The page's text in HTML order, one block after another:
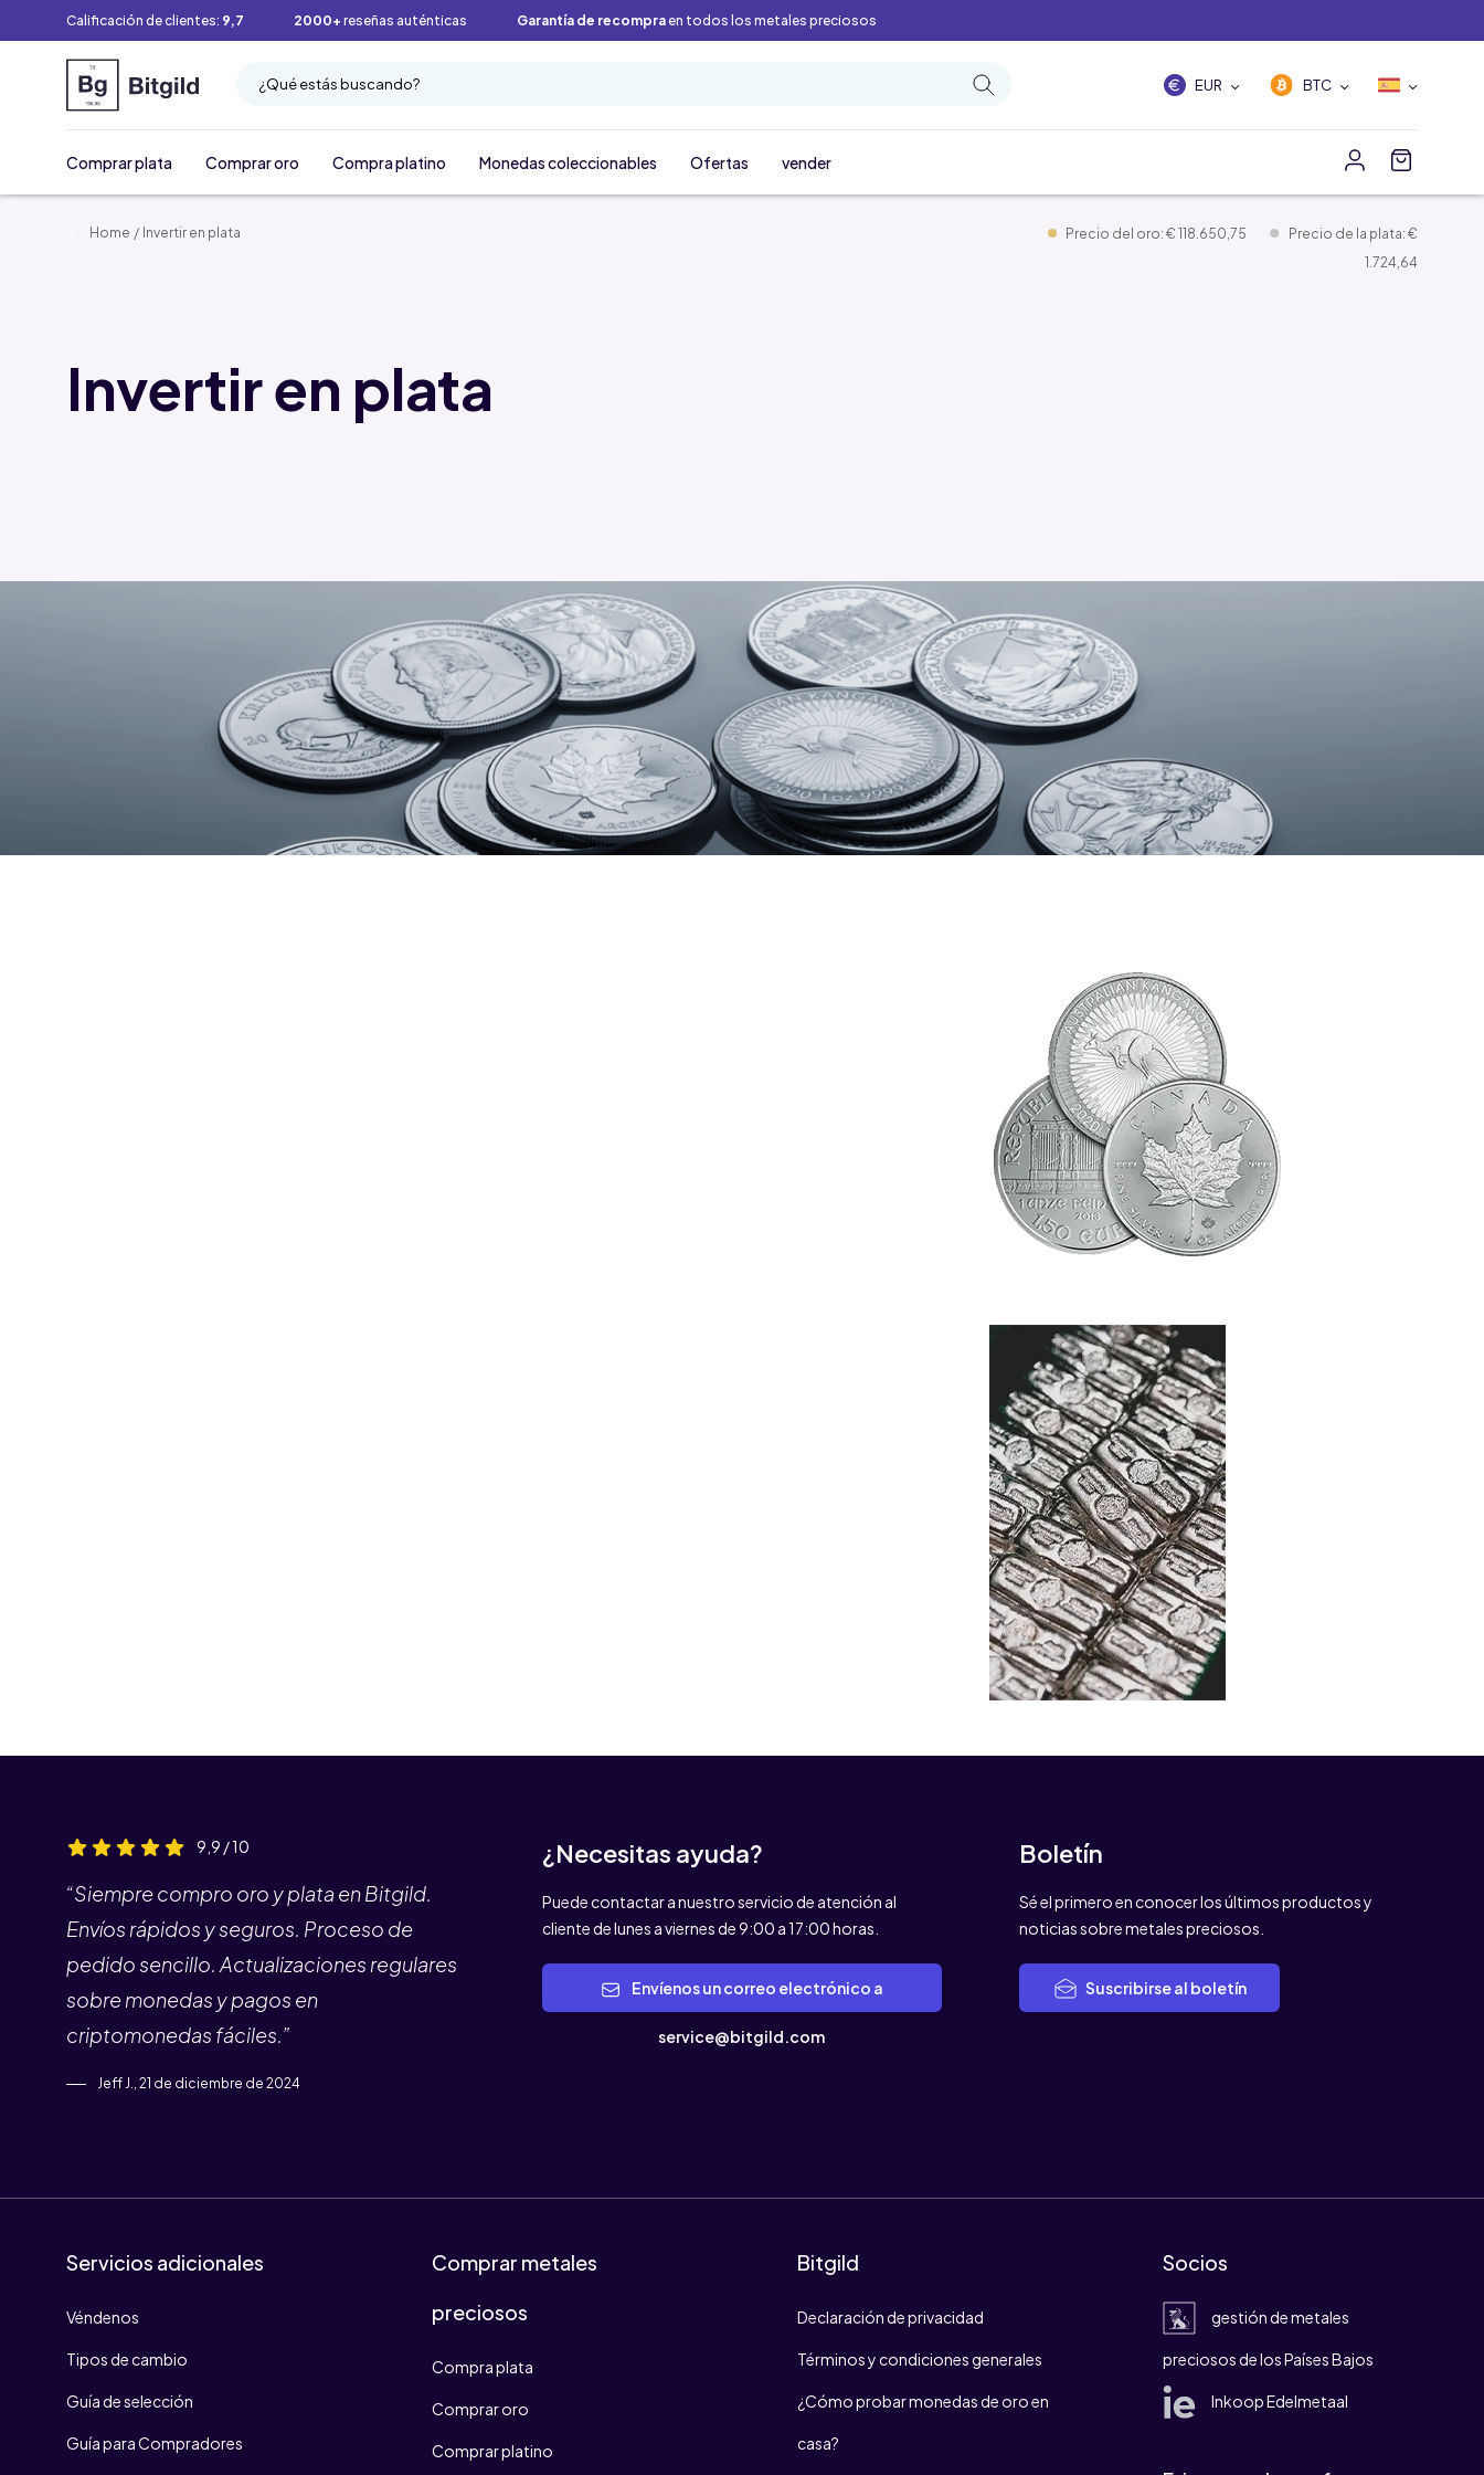
Calificación de clientes: 9,7 2000+ reseñas auténticas Garantía de recompraen todos los metales preciosos
¿Qué estás buscando? EUR BTC
Comprar plata Comprar oro Compra platino Monedas coleccionables Ofertas vender
Home / Invertir en plata Precio del oro: € 118.650,75
Precio de la plata: €
1.724,64
Invertir en plata
9,9 / 10
“Siempre compro oro y plata en Bitgild.
Envíos rápidos y seguros. Proceso de
pedido sencillo. Actualizaciones regulares
sobre monedas y pagos en
criptomonedas fáciles.”
Jeff J., 21 de diciembre de 2024
¿Necesitas ayuda?
Puede contactar a nuestro servicio de atención al
cliente de lunes a viernes de 9:00 a 17:00 horas.
service@bitgild.com
Boletín
Sé el primero en conocer los últimos productos y
noticias sobre metales preciosos.
Suscribirse al boletín
Servicios adicionales
Véndenos
Tipos de cambio
Guía de selección
Guía para Compradores
Comprar metales
preciosos
Compra plata
Comprar oro
Comprar platino
Bitgild
Declaración de privacidad
Términos y condiciones generales
¿Cómo probar monedas de oro en
casa?
Socios
gestión de metales
preciosos de los Países Bajos
Inkoop Edelmetaal